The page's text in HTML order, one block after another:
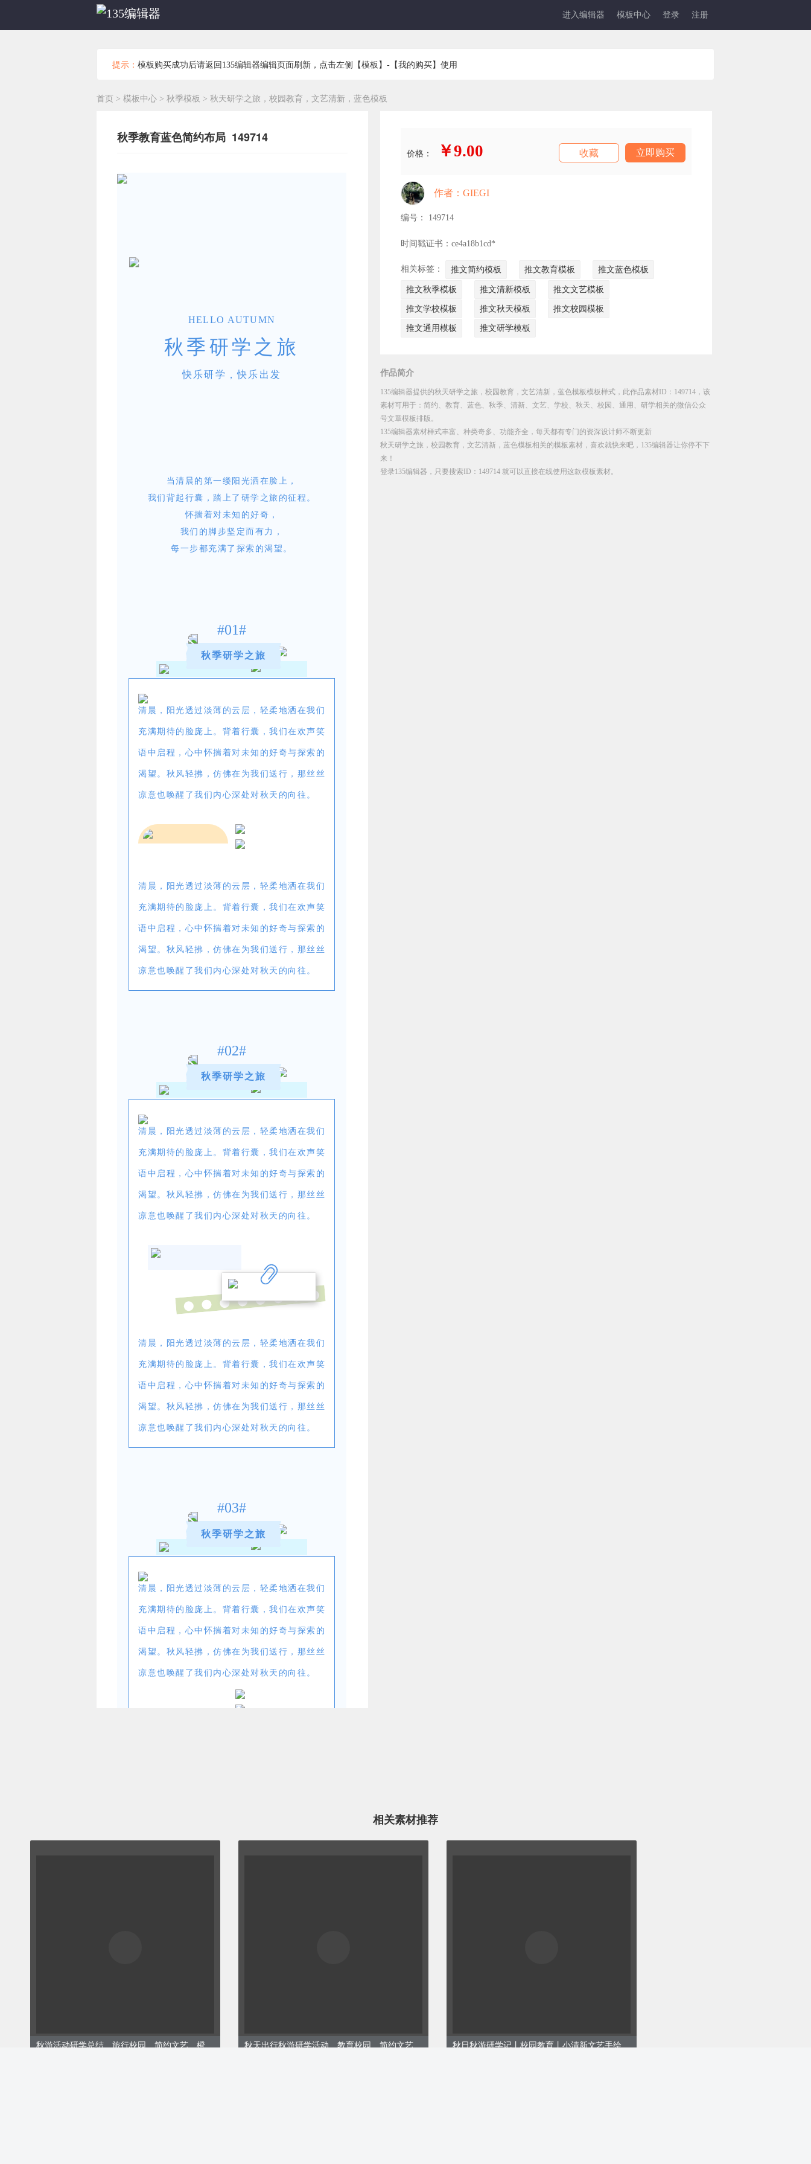
进入编辑器 模板中心 登录 注册
提示： 模板购买成功后请返回135编辑器编辑页面刷新，点击左侧【模板】-【我的购买】使用
首页 > 模板中心 > 秋季模板 > 秋天研学之旅，校园教育，文艺清新，蓝色模板
秋季教育蓝色简约布局 149714
秋季研学之旅
HELLO AUTUMN
快乐研学，快乐出发
当清晨的第一缕阳光洒在脸上，
我们背起行囊，踏上了研学之旅的征程。
怀揣着对未知的好奇，
我们的脚步坚定而有力，
每一步都充满了探索的渴望。
#01#
秋季研学之旅
清晨，阳光透过淡薄的云层，轻柔地洒在我们
充满期待的脸庞上。背着行囊，我们在欢声笑
语中启程，心中怀揣着对未知的好奇与探索的
渴望。秋风轻拂，仿佛在为我们送行，那丝丝
凉意也唤醒了我们内心深处对秋天的向往。
清晨，阳光透过淡薄的云层，轻柔地洒在我们
充满期待的脸庞上。背着行囊，我们在欢声笑
语中启程，心中怀揣着对未知的好奇与探索的
渴望。秋风轻拂，仿佛在为我们送行，那丝丝
凉意也唤醒了我们内心深处对秋天的向往。
#02#
秋季研学之旅
清晨，阳光透过淡薄的云层，轻柔地洒在我们
充满期待的脸庞上。背着行囊，我们在欢声笑
语中启程，心中怀揣着对未知的好奇与探索的
渴望。秋风轻拂，仿佛在为我们送行，那丝丝
凉意也唤醒了我们内心深处对秋天的向往。
清晨，阳光透过淡薄的云层，轻柔地洒在我们
充满期待的脸庞上。背着行囊，我们在欢声笑
语中启程，心中怀揣着对未知的好奇与探索的
渴望。秋风轻拂，仿佛在为我们送行，那丝丝
凉意也唤醒了我们内心深处对秋天的向往。
#03#
秋季研学之旅
清晨，阳光透过淡薄的云层，轻柔地洒在我们
充满期待的脸庞上。背着行囊，我们在欢声笑
语中启程，心中怀揣着对未知的好奇与探索的
渴望。秋风轻拂，仿佛在为我们送行，那丝丝
凉意也唤醒了我们内心深处对秋天的向往。
价格： ￥9.00 立即购买
收藏
作者：GIEGI
编号： 149714
时间戳证书：ce4a18b1cd*
相关标签： 推文简约模板 推文教育模板 推文蓝色模板
推文秋季模板 推文清新模板 推文文艺模板
推文学校模板 推文秋天模板 推文校园模板
推文通用模板 推文研学模板
作品简介
135编辑器提供的秋天研学之旅，校园教育，文艺清新，蓝色模板模板样式，此作品素材ID：149714，该
素材可用于：简约、教育、蓝色、秋季、清新、文艺、学校、秋天、校园、通用、研学相关的微信公众
号文章模板排版。
135编辑器素材样式丰富、种类奇多、功能齐全，每天都有专门的资深设计师不断更新
秋天研学之旅，校园教育，文艺清新，蓝色模板相关的模板素材，喜欢就快来吧，135编辑器让你停不下
来！
登录135编辑器，只要搜索ID：149714 就可以直接在线使用这款模板素材。
相关素材推荐